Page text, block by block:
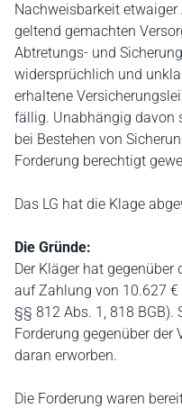
Nachweisbarkeit
geltend gemachten
Abtretungs- und
widersprüchlich und
erhaltene
fällig. Unabhängig davon
bei Bestehen von
Forderung berechtigt
Das LG hat die Klage
Die Gründe:
Der Kläger hat
auf Zahlung von 10.627 €
§§ 812 Abs. 1, 818 BGB).
Forderung gegenüber der
daran erworben.
Die Forderung waren